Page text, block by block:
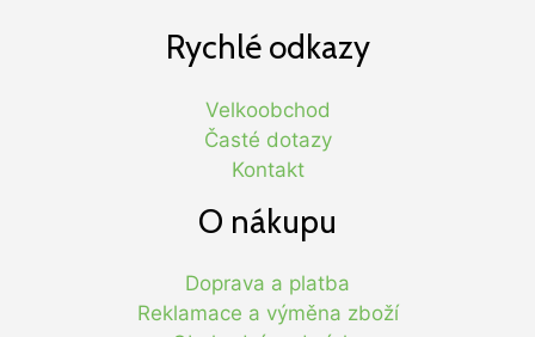
Rychlé odkazy
Velkoobchod
Časté dotazy
Kontakt
O nákupu
Doprava a platba
Reklamace a výměna zboží